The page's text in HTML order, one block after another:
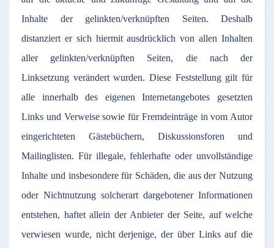
Inhalte
der gelinkten/verknüpften Seiten. Deshalb
distanziert er sich hiermit ausdrücklich vonallen Inhalten
aller
gelinkten/verknüpften Seiten, die nach
der
Linksetzung verändert wurden.Diese Feststellunggiltfür
alle
innerhalbdes eigenen Internetangebotes
gesetzten
Links und Verweise sowie für Fremdeinträgeinvom Autor
eingerichteten
Gästebüchern, Diskussionsforen und
Mailinglisten. Für illegale,fehlerhafte oder unvollständige
Inhalte und insbesondere für Schäden, die aus der Nutzung
oder Nichtnutzung solcherart dargebotener Informationen
entstehen, haftet allein der Anbieter der Seite, auf welche
verwiesen wurde, nicht derjenige, der überLinksaufdie